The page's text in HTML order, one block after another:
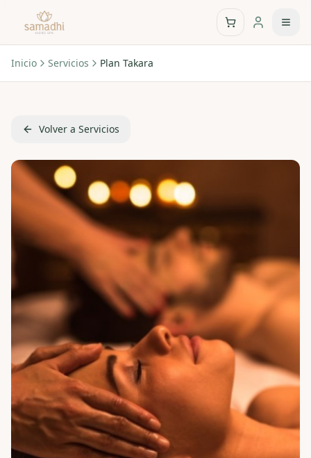
Inicio Servicios Plan Takara
Volver a Servicios